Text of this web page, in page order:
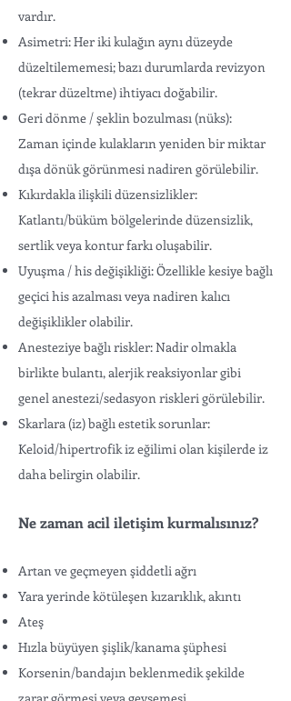
vardır.
Asimetri: Her iki kulağın aynı düzeyde
düzeltilememesi; bazı durumlarda revizyon
(tekrar düzeltme) ihtiyacı doğabilir.
Geri dönme / şeklin bozulması (nüks):
Zaman içinde kulakların yeniden bir miktar
dışa dönük görünmesi nadiren görülebilir.
Kıkırdakla ilişkili düzensizlikler:
Katlantı/büküm bölgelerinde düzensizlik,
sertlik veya kontur farkı oluşabilir.
Uyuşma / his değişikliği: Özellikle kesiye bağlı
geçici his azalması veya nadiren kalıcı
değişiklikler olabilir.
Anesteziye bağlı riskler: Nadir olmakla
birlikte bulantı, alerjik reaksiyonlar gibi
genel anestezi/sedasyon riskleri görülebilir.
Skarlara (iz) bağlı estetik sorunlar:
Keloid/hipertrofik iz eğilimi olan kişilerde iz
daha belirgin olabilir.
Ne zaman acil iletişim kurmalısınız?
Artan ve geçmeyen şiddetli ağrı
Yara yerinde kötüleşen kızarıklık, akıntı
Ateş
Hızla büyüyen şişlik/kanama şüphesi
Korsenin/bandajın beklenmedik şekilde